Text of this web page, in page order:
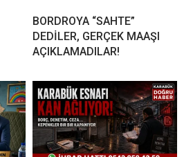
BORDROYA “SAHTE”
DEDİLER, GERÇEK MAAŞI
AÇIKLAMADILAR!